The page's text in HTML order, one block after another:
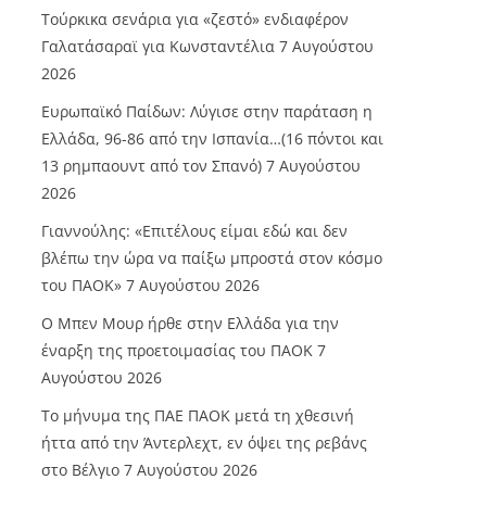
Τούρκικα σενάρια για «ζεστό» ενδιαφέρον
Γαλατάσαραϊ για Κωνσταντέλια 7 Αυγούστου
2026
Ευρωπαϊκό Παίδων: Λύγισε στην παράταση η
Ελλάδα, 96-86 από την Ισπανία…(16 πόντοι και
13 ρημπαουντ από τον Σπανό) 7 Αυγούστου
2026
Γιαννούλης: «Επιτέλους είμαι εδώ και δεν
βλέπω την ώρα να παίξω μπροστά στον κόσμο
του ΠΑΟΚ» 7 Αυγούστου 2026
O Mπεν Μουρ ήρθε στην Ελλάδα για την
έναρξη της προετοιμασίας του ΠΑΟΚ 7
Αυγούστου 2026
Το μήνυμα της ΠΑΕ ΠΑΟΚ μετά τη χθεσινή
ήττα από την Άντερλεχτ, εν όψει της ρεβάνς
στο Βέλγιο 7 Αυγούστου 2026